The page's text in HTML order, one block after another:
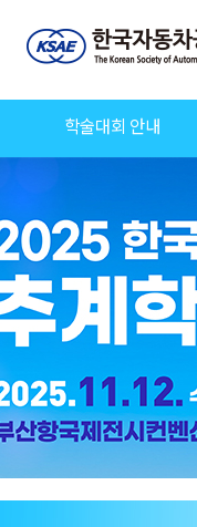
학술대회 안내